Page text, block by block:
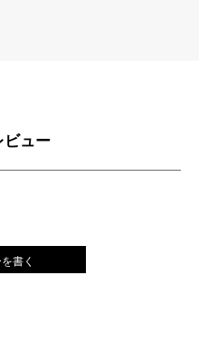
ビュー
書く